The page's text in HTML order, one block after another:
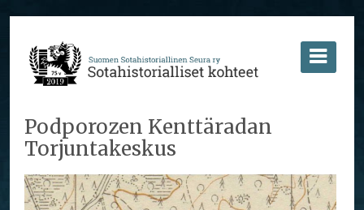
Podporozen Kenttäradan
Torjuntakeskus